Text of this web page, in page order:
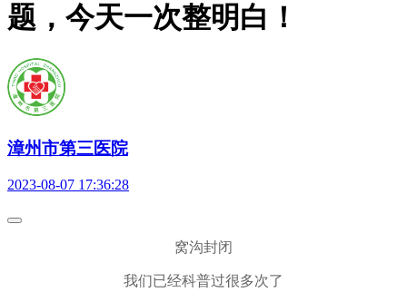
题，今天一次整明白！
漳州市第三医院
2023-08-07 17:36:28
窝沟封闭
我们已经科普过很多次了